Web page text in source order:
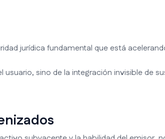
jurídica fundamental que está
sino de la integración invisible de